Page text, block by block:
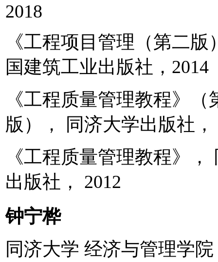
2018
《工程项目管理（第二版
国建筑工业出版社，2014
《工程质量管理教程》（
版）， 同济大学出版社，
《工程质量管理教程》，
出版社， 2012
钟宁桦
同济大学 经济与管理学